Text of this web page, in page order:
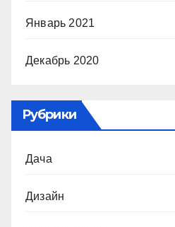
Январь 2021
Декабрь 2020
Рубрики
Дача
Дизайн